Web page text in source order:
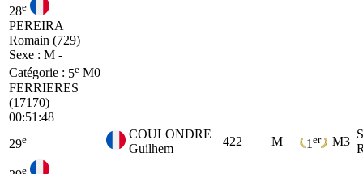
28e
PEREIRA
Romain (729)
Sexe : M -
Catégorie : 5e M0
FERRIERES
(17170)
00:51:48
29e
COULONDRE
Guilhem
422 M 1 er M3
e